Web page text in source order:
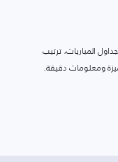
المباريات، ترتيب
ومعلومات دقيقة.